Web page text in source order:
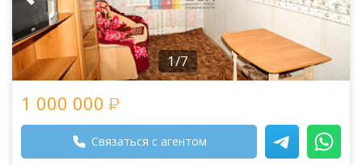
1/7
1 000 000
Связаться с агентом